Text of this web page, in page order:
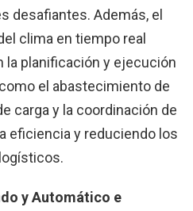
desafiantes. Además, el
clima en tiempo real
la planificación y ejecución
el abastecimiento de
carga y la coordinación de
eficiencia y reduciendo los
y Automático e